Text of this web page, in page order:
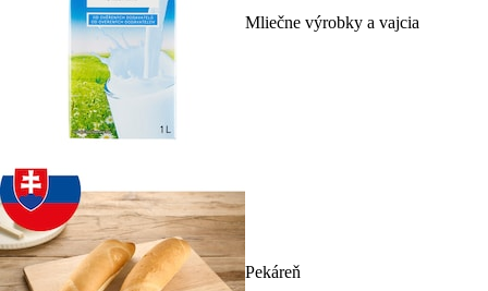
Mliečne výrobky a vajcia
Pekáreň